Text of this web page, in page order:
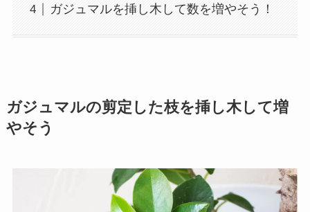
ガジュマルを挿し木して数を増やそう！
ガジュマルの剪定した枝を挿し木して増
やそう